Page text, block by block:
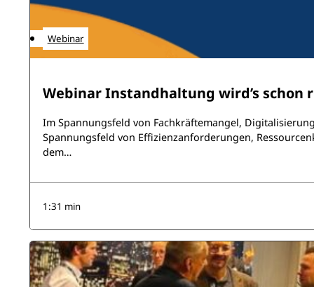
Webinar Instandhaltung wird’s
Webinar
Im Spannungsfeld von Fachkräftemangel,
Spannungsfeld von Effizienzanforderungen,
dem…
1:31 min